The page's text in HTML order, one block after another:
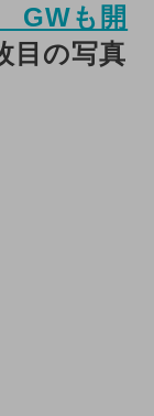
GWも開
目の写真